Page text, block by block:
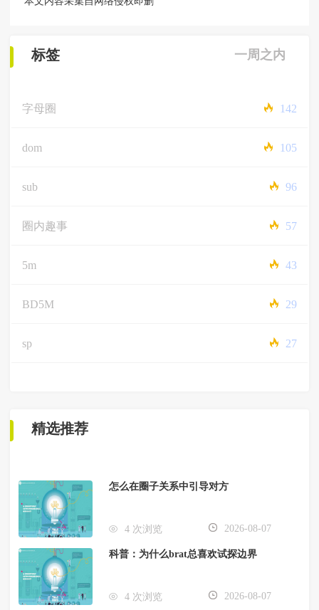
标签 一周之内
字母圈 142
dom 105
sub 96
圈内趣事 57
5m 43
BD5M 29
sp 27
精选推荐
怎么在圈子关系中引导对方
4 次浏览 2026-08-07
科普：为什么brat总喜欢试探边界
4 次浏览 2026-08-07